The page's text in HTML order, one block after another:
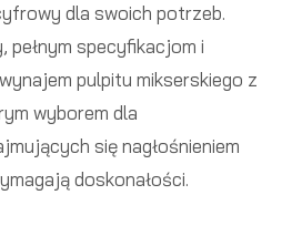
dla swoich potrzeb.
pełnym specyfikacjom i
pulpitu mikserskiego z
wyborem dla
się nagłośnieniem
doskonałości.